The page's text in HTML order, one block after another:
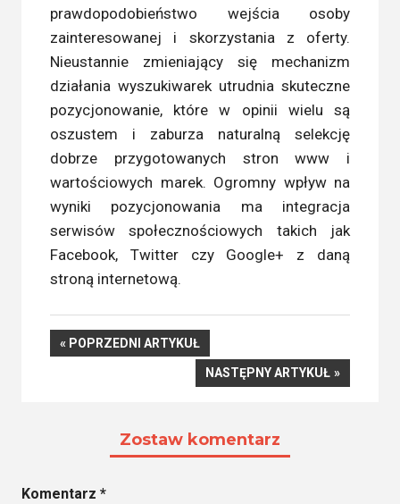
prawdopodobieństwo wejścia osoby
zainteresowanej i skorzystania z oferty.
Nieustannie zmieniający się mechanizm
działania wyszukiwarek utrudnia skuteczne
pozycjonowanie, które w opinii wielu są
oszustem i zaburza naturalną selekcję
dobrze przygotowanych stron www i
wartościowych marek. Ogromny wpływ na
wyniki pozycjonowania ma integracja
serwisów społecznościowych takich jak
Facebook, Twitter czy Google+ z daną
stroną internetową.
Nawigacja
POPRZEDNI
POPRZEDNI ARTYKUŁ
NASTĘPNY
ARTYKUŁ
NASTĘPNY ARTYKUŁ
Zostaw komentarz
Komentarz *